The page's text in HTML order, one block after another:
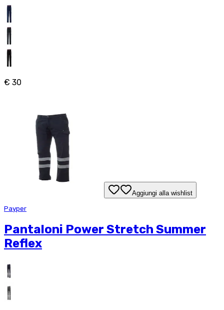
€ 30
Aggiungi alla wishlist
Payper
Pantaloni Power Stretch Summer
Reflex